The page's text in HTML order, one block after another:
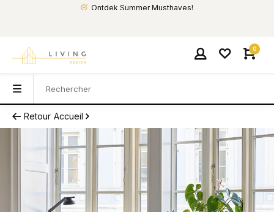
Ontdek Summer Musthaves!
0
Retour Accueil